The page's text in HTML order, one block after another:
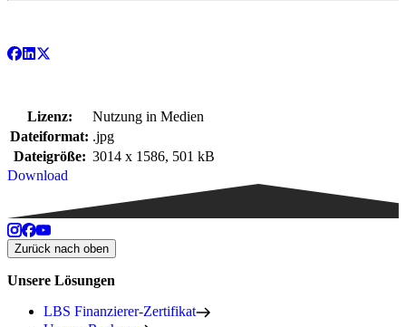
Lizenz:
Nutzung in Medien
Dateiformat: .jpg
Dateigröße: 3014 x 1586, 501 kB
Download
Zurück nach oben
Unsere Lösungen
LBS Finanzierer-Zertifikat